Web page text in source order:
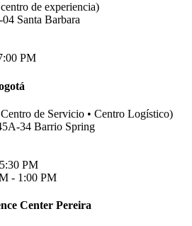
de experiencia)
Santa Barbara
PM
Centro de Servicio • Centro Logístico)
34 Barrio Spring
PM
- 1:00 PM
Center Pereira